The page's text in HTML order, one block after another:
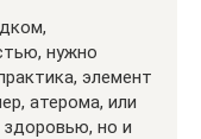
нужно
элемент
атерома, или
но и